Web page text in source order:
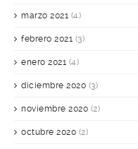
marzo 2021 (4)
febrero 2021 (3)
enero 2021 (4)
diciembre 2020 (3)
noviembre 2020 (2)
octubre 2020 (2)